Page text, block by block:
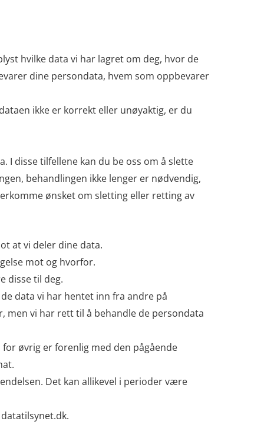
hvilke data vi har lagret om deg, hvor de
dine persondata, hvem som oppbevarer
ikke er korrekt eller unøyaktig, er du
I disse tilfellene kan du be oss om å slette
behandlingen ikke lenger er nødvendig,
ønsket om sletting eller retting av
at vi deler dine data.
mot og hvorfor.
disse til deg.
data vi har hentet inn fra andre på
men vi har rett til å behandle de persondata
øvrig er forenlig med den pågående
Det kan allikevel i perioder være